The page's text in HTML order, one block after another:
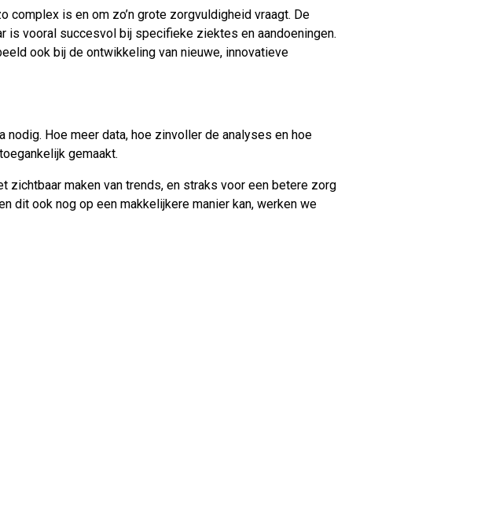
complex is en om zo’n grote zorgvuldigheid vraagt. De
is vooral succesvol bij specifieke ziektes en aandoeningen.
ook bij de ontwikkeling van nieuwe, innovatieve
Hoe meer data, hoe zinvoller de analyses en hoe
gemaakt.
zichtbaar maken van trends, en straks voor een betere zorg
ook nog op een makkelijkere manier kan, werken we